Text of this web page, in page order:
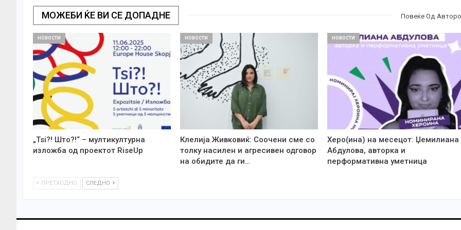
МОЖЕБИ ЌЕ ВИ СЕ ДОПАДНЕ Повеќе Од
НОВОСТИ
„Tsi?! Што?!“ – мултикултурна
изложба од проектот RiseUp
НОВОСТИ
Клелија Живковиќ: Соочени сме со
толку насилен и агресивен одговор
на обидите да ги…
НОВОСТИ
Херо(ина) на месецот: Џемилиана
Абдулова, авторка и
перформативна уметница
ПРЕТХОДНО СЛЕДНО